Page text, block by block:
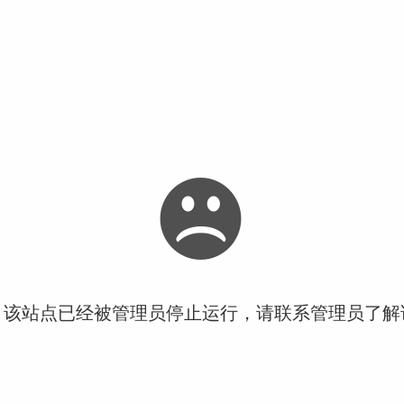
站点已经被管理员停止运行，请联系管理员了